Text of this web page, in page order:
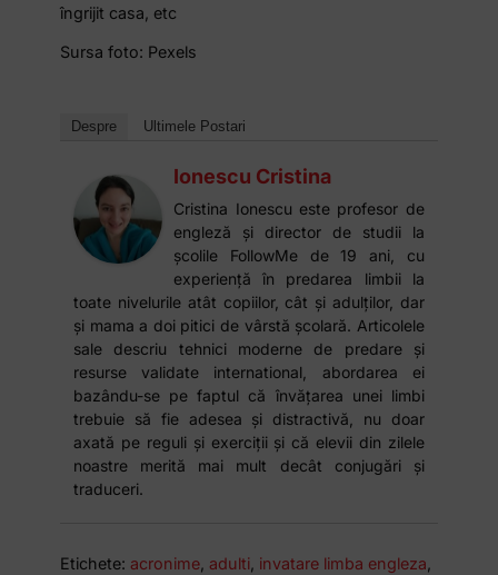
îngrijit casa, etc
Sursa foto: Pexels
Despre Ultimele Postari
Ionescu Cristina
Cristina Ionescu este profesor de
engleză și director de studii la
școlile FollowMe de 19 ani, cu
experiență în predarea limbii la
toate nivelurile atât copiilor, cât și adulților, dar
și mama a doi pitici de vârstă școlară. Articolele
sale descriu tehnici moderne de predare și
resurse validate international, abordarea ei
bazându-se pe faptul că învățarea unei limbi
trebuie să fie adesea și distractivă, nu doar
axată pe reguli și exerciții și că elevii din zilele
noastre merită mai mult decât conjugări și
traduceri.
Etichete: acronime, adulti, invatare limba engleza,